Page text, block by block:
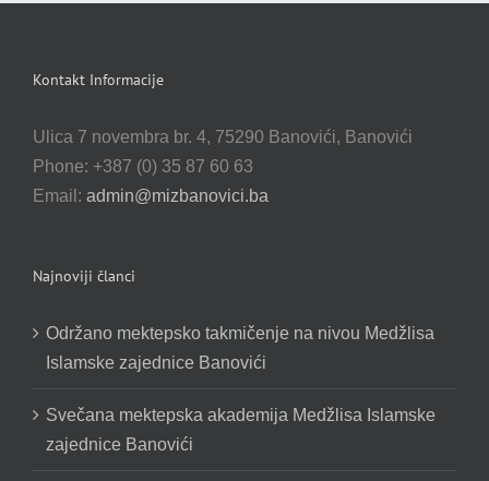
Kontakt Informacije
Ulica 7 novembra br. 4, 75290 Banovići, Banovići
Phone: +387 (0) 35 87 60 63
Email: admin@mizbanovici.ba
Najnoviji članci
Održano mektepsko takmičenje na nivou Medžlisa
Islamske zajednice Banovići
Svečana mektepska akademija Medžlisa Islamske
zajednice Banovići